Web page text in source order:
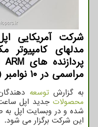
شركت آمریكایی
مدلهای
مراسمی در ۱۰ نوامبر (۲۰ آبان) رونمایی كند.
به گزارشتوسعه
محصولات
شده و در وبسایت اپل
این شرکت برگزار می شود.